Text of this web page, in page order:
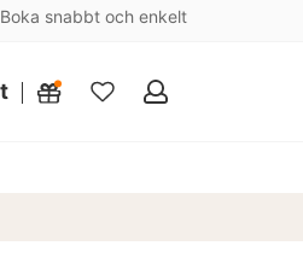
Boka snabbt och enkelt
Mina